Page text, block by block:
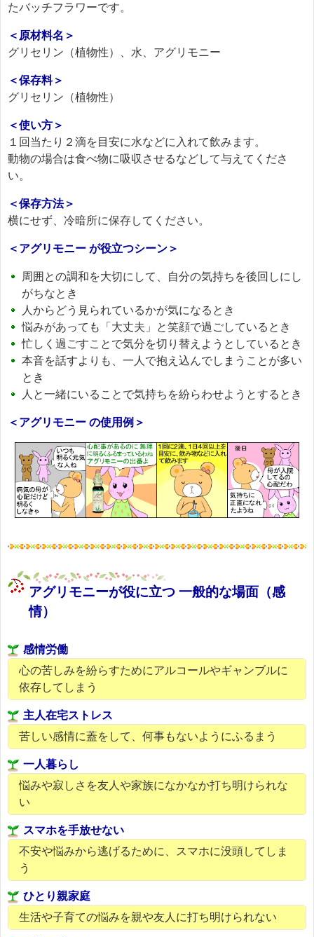
たバッチフラワーです。
＜原材料名＞
グリセリン（植物性）、水、アグリモニー
＜保存料＞
グリセリン（植物性）
＜使い方＞
１回当たり２滴を目安に水などに入れて飲みます。
動物の場合は食べ物に吸収させるなどして与えてくださ
い。
＜保存方法＞
横にせず、冷暗所に保存してください。
＜アグリモニー が役立つシーン＞
周囲との調和を大切にして、自分の気持ちを後回しにし
がちなとき
人からどう見られているかが気になるとき
悩みがあっても「大丈夫」と笑顔で過ごしているとき
忙しく過ごすことで気分を切り替えようとしているとき
本音を話すよりも、一人で抱え込んでしまうことが多い
とき
人と一緒にいることで気持ちを紛らわせようとするとき
＜アグリモニー の使用例＞
アグリモニーが役に立つ 一般的な場面（感
情）
感情労働
心の苦しみを紛らすためにアルコールやギャンブルに
依存してしまう
主人在宅ストレス
苦しい感情に蓋をして、何事もないようにふるまう
一人暮らし
悩みや寂しさを友人や家族になかなか打ち明けられな
い
スマホを手放せない
不安や悩みから逃げるために、スマホに没頭してしま
う
ひとり親家庭
生活や子育ての悩みを親や友人に打ち明けられない